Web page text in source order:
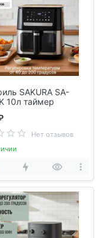
SAKURA SA-
10л таймер
Нет отзывов